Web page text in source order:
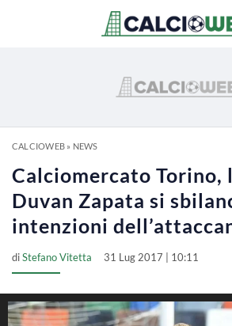
CALCIOWEB» NEWS
Calciomercato Torino,
Duvan Zapata si
intenzioni
diStefano Vitetta 31 Lug 2017 | 10:11